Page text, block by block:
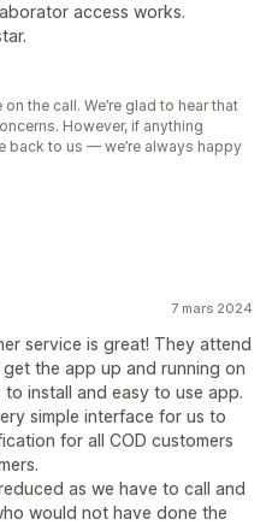
access works.
the call. We’re glad to hear that
However, if anything
back to us — we’re always happy
7 mars 2024
service is great! They attend
the app up and running on
install and easy to use app.
simple interface for us to
for all COD customers
as we have to call and
would not have done the